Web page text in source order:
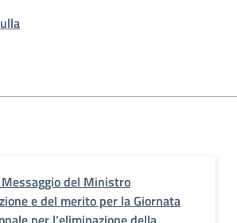
del Ministro
e del merito per la Giornata